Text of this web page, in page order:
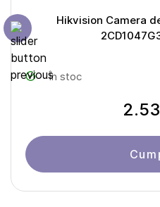
Hikvision Camera
În stoc